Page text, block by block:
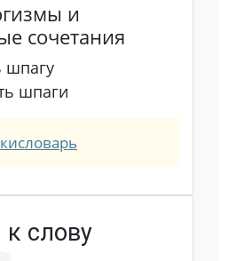
и
сочетания
шпагу
шпаги
слову